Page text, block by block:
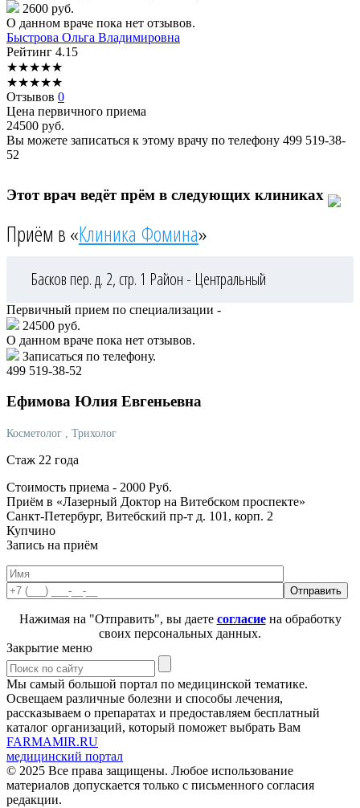
2600 руб.
О данном враче пока нет отзывов.
Быстрова Ольга Владимировна
Рейтинг 4.15
★★★★★
★★★★★
Отзывов 0
Цена первичного приема
24500 руб.
Вы можете записаться к этому врачу по телефону 499 519-38-
52
Этот врач ведёт прём в следующих клиниках
Приём в «Клиника Фомина»
Басков пер. д. 2, стр. 1 Район - Центральный
Первичный прием по специализации -
24500 руб.
О данном враче пока нет отзывов.
Записаться по телефону.
499 519-38-52
Ефимова Юлия Евгеньевна
Косметолог , Трихолог
Стаж 22 года
Стоимость приема - 2000 Руб.
Приём в «Лазерный Доктор на Витебском проспекте»
Санкт-Петербург, Витебский пр-т д. 101, корп. 2
Купчино
Запись на приём
Нажимая на "Отправить", вы даете согласиена обработку
своих персональных данных.
Закрытие меню
Мы самый большой портал по медицинской тематике.
Освещаем различные болезни и способы лечения,
рассказываем о препаратах и предоставляем бесплатный
каталог организаций, который поможет выбрать Вам
FARMAMIR.RU
медицинский портал
© 2025 Все права защищены. Любое использование
материалов допускается только с письменного согласия
редакции.